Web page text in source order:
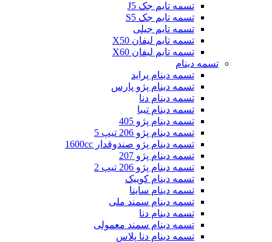
تسمه تایم جک J5
تسمه تایم جک S5
تسمه تایم جیلی
تسمه تایم لیفان X50
تسمه تایم لیفان X60
تسمه دینام
تسمه دینام پراید
تسمه دینام پژو پارس
تسمه دینام دنا
تسمه دینام تیبا
تسمه دینام پژو 405
تسمه دینام پژو 206 تیپ 5
تسمه دینام پژو صندوقدار 1600cc
تسمه دینام پژو 207
تسمه دینام پژو 206 تیپ 2
تسمه دینام کوییک
تسمه دینام ساینا
تسمه دینام سمند ملی
تسمه دینام دنا
تسمه دینام سمند معمولی
تسمه دینام دنا پلاس